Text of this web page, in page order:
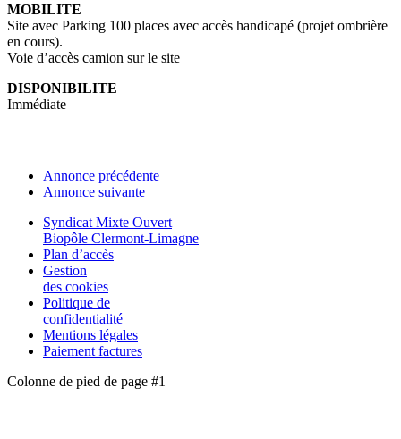
MOBILITE
Site avec Parking 100 places avec accès handicapé (projet ombrière
en cours).
Voie d’accès camion sur le site
DISPONIBILITE
Immédiate
Annonce précédente
Annonce suivante
Syndicat Mixte Ouvert
Biopôle Clermont-Limagne
Plan d’accès
Gestion
des cookies
Politique de
confidentialité
Mentions légales
Paiement factures
Colonne de pied de page #1